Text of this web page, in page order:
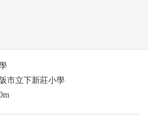
市立下新莊小學